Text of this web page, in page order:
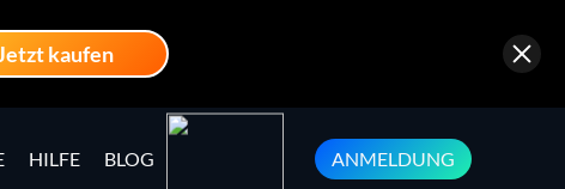
HILFE BLOG ANMELDUNG
kaufen